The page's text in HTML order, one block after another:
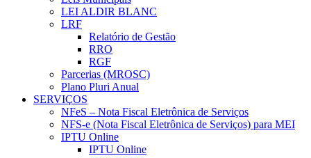
LEI ALDIR BLANC
LRF
Relatório de Gestão
RRO
RGF
Parcerias (MROSC)
Plano Pluri Anual
SERVIÇOS
NFeS – Nota Fiscal Eletrônica de Serviços
NFS-e (Nota Fiscal Eletrônica de Serviços) para MEI
IPTU Online
IPTU Online